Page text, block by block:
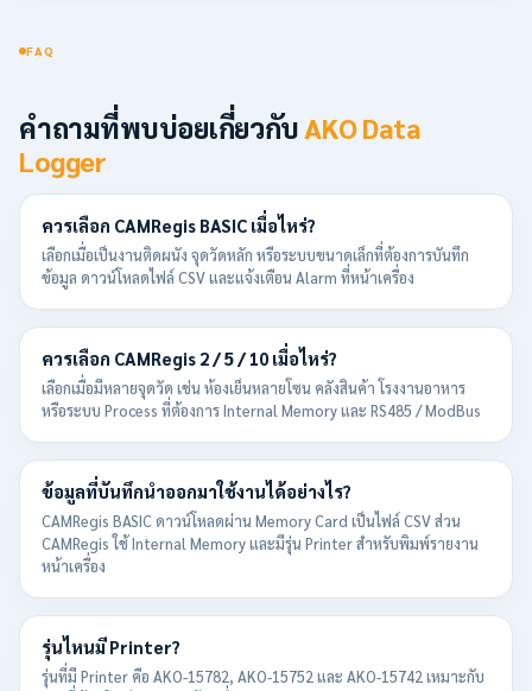
FAQ
คำถามที่พบบ่อยเกี่ยวกับ AKO Data
Logger
ควรเลือก CAMRegis BASIC เมื่อไหร่?
เลือกเมื่อเป็นงานติดผนัง จุดวัดหลัก หรือระบบขนาดเล็กที่ต้องการบันทึก
ข้อมูล ดาวน์โหลดไฟล์ CSV และแจ้งเตือน Alarm ที่หน้าเครื่อง
ควรเลือก CAMRegis 2 / 5 / 10 เมื่อไหร่?
เลือกเมื่อมีหลายจุดวัด เช่น ห้องเย็นหลายโซน คลังสินค้า โรงงานอาหาร
หรือระบบ Process ที่ต้องการ Internal Memory และ RS485 / ModBus
ข้อมูลที่บันทึกนำออกมาใช้งานได้อย่างไร?
CAMRegis BASIC ดาวน์โหลดผ่าน Memory Card เป็นไฟล์ CSV ส่วน
CAMRegis ใช้ Internal Memory และมีรุ่น Printer สำหรับพิมพ์รายงาน
หน้าเครื่อง
รุ่นไหนมี Printer?
รุ่นที่มี Printer คือ AKO-15782, AKO-15752 และ AKO-15742 เหมาะกับ